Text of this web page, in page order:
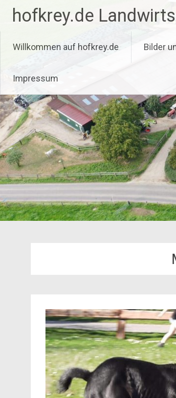
Zum
Inhalt
springen
hofkrey.de
Willkommen auf hofkrey.de Bilder
Impressum